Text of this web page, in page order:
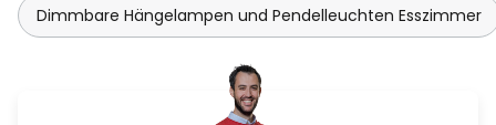
Dimmbare Hängelampen und Pendelleuchten Esszimmer